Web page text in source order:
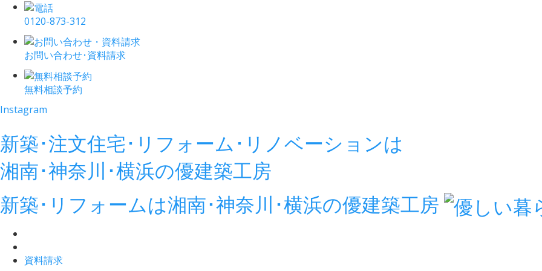
0120-873-312
お問い合わせ･資料請求
無料相談予約
Instagram
新築･注文住宅･リフォーム･リノベーションは
湘南･神奈川･横浜の優建築工房
新築･リフォームは湘南･神奈川･横浜の優建築工房
資料請求